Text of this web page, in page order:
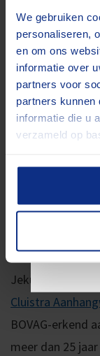
We gebruiken
personaliseren,
en om ons
informatie over
partners voor
partners kunnen
informatie die u
verzameld op
Wilt u
bagagewagens
elke klus de
Zeker
huren…
je je geen
onderhouden
wel zo prettig.
Cluistra
BOVAG-erkend
meer dan 25